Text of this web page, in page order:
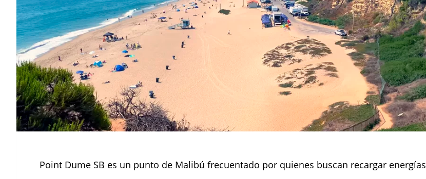
Point Dume SB es un punto de Malibú frecuentado por quienes buscan recargar energías